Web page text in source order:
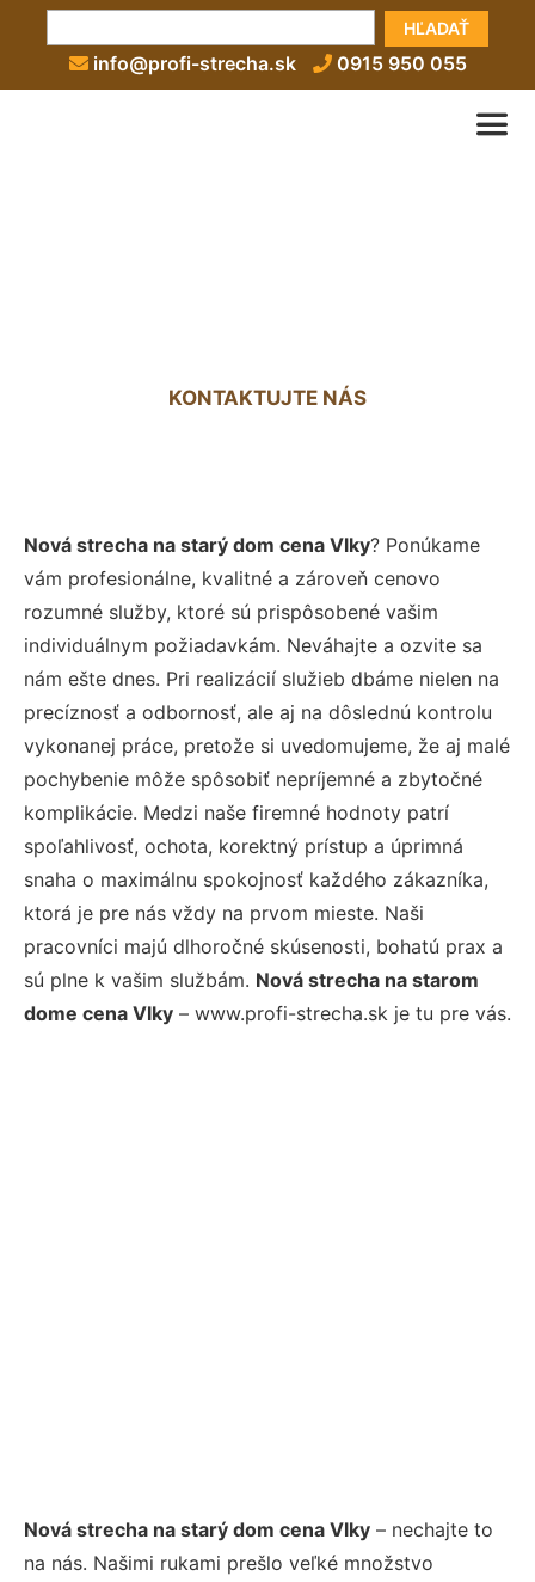
HĽADAŤ
info@profi-strecha.sk 0915 950 055
KONTAKTUJTE NÁS
Nová strecha na starý dom cena Vlky? Ponúkame
vám profesionálne, kvalitné a zároveň cenovo
rozumné služby, ktoré sú prispôsobené vašim
individuálnym požiadavkám. Neváhajte a ozvite sa
nám ešte dnes. Pri realizácií služieb dbáme nielen na
precíznosť a odbornosť, ale aj na dôslednú kontrolu
vykonanej práce, pretože si uvedomujeme, že aj malé
pochybenie môže spôsobiť nepríjemné a zbytočné
komplikácie. Medzi naše firemné hodnoty patrí
spoľahlivosť, ochota, korektný prístup a úprimná
snaha o maximálnu spokojnosť každého zákazníka,
ktorá je pre nás vždy na prvom mieste. Naši
pracovníci majú dlhoročné skúsenosti, bohatú prax a
sú plne k vašim službám. Nová strecha na starom
dome cena Vlky – www.profi-strecha.sk je tu pre vás.
Nová strecha na starý dom cena Vlky – nechajte to
na nás. Našimi rukami prešlo veľké množstvo